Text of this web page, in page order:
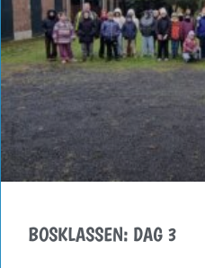
BOSKLASSEN: DAG 3